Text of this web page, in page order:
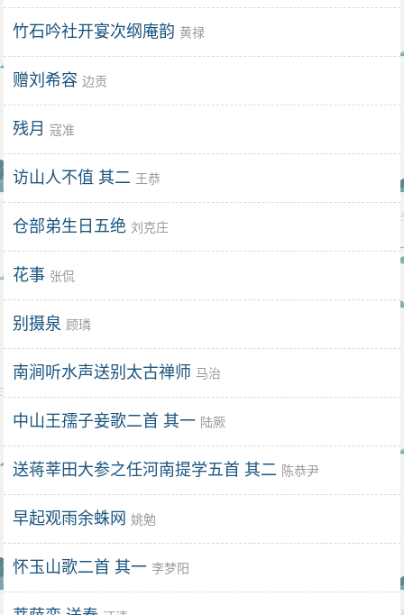
竹石吟社开宴次纲庵韵 黄禄
赠刘希容 边贡
残月 寇准
访山人不值 其二 王恭
仓部弟生日五绝 刘克庄
花事 张侃
别摄泉 顾璘
南涧听水声送别太古禅师 马治
中山王孺子妾歌二首 其一 陆厥
送蒋莘田大参之任河南提学五首 其二 陈恭尹
早起观雨余蛛网 姚勉
怀玉山歌二首 其一 李梦阳